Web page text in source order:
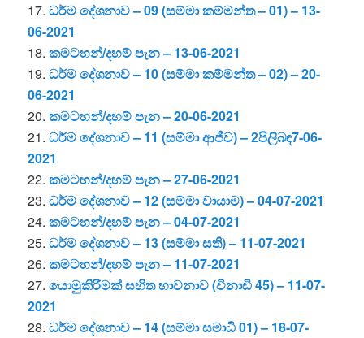
17.ධර්ම දේශනාව – 09 (සම්මා කම්මන්ත – 01) – 13-
06-2021
18.කමටහන්/දහම් පැන – 13-06-2021
19.ධර්ම දේශනාව – 10 (සම්මා කම්මන්ත – 02) – 20-
06-2021
20.කමටහන්/දහම් පැන – 20-06-2021
21.ධර්ම දේශනාව – 11 (සම්මා ආජීව) – 2පිලිබඳ7-06-
2021
22.කමටහන්/දහම් පැන – 27-06-2021
23.ධර්ම දේශනාව – 12 (සම්මා වායාම) – 04-07-2021
24.කමටහන්/දහම් පැන – 04-07-2021
25.ධර්ම දේශනාව – 13 (සම්මා සති) – 11-07-2021
26.කමටහන්/දහම් පැන – 11-07-2021
27.යොමුකිරීමක් සහිත භාවනාව (විනාඩි 45) – 11-07-
2021
28.ධර්ම දේශනාව – 14 (සම්මා සමාධි 01) – 18-07-